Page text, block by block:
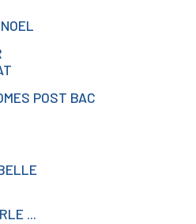
POST BAC
...